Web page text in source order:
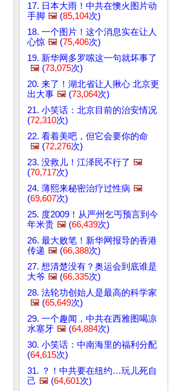
17. 日本大雨！中共在懊火图片动
手脚 🖼️ (85,104次)
18. 一个图片！这个消息实在让人
心惊 🖼️ (75,406次)
19. 新华网多罗嗦这一句就坏事了
🖼️ (73,075次)
20. 来了！湖北省让人揪心 北京更
出大事 🖼️ (73,064次)
21. 小笑话：北京目前的治安情况
(72,310次)
22. 看着美吧，但它会要你的命
🖼️ (72,276次)
23. 没救儿！江泽民不行了 🖼️
(70,717次)
24. 薄熙来秘密治疗过性病 🖼️
(69,607次)
25. 度2009！从严州乞丐预言到今
年米贵 🖼️ (66,439次)
26. 最大败笔！新华网报导的香港
传递 🖼️ (66,388次)
27. 想清楚没有？奥运会到底谁是
大爷 🖼️ (66,335次)
28. 法轮功创始人是最高的科学家
🖼️ (65,649次)
29. 一个趣闻，中共在西雅图喝凉
水塞牙 🖼️ (64,884次)
30. 小笑话：中南海里的福利分配
(64,615次)
31. ？！中共要在纽约…玩儿死自
己 🖼️ (64,601次)